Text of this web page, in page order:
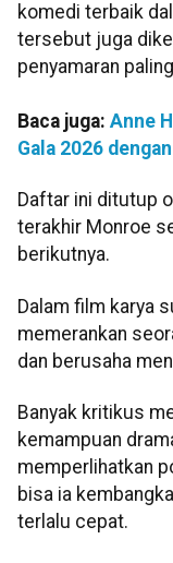
komedi terbaik
tersebut juga
penyamaran
Baca juga: Anne
Gala 2026
Daftar ini ditutup
terakhir Monroe
berikutnya.
Dalam film karya
memerankan
dan berusaha
Banyak kritikus
kemampuan
memperlihatkan
bisa ia
terlalu cepat.